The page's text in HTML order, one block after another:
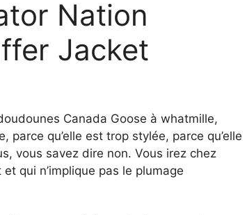
Nation
Jacket
Canada Goose à whatmille,
parce qu’elle est trop stylée, parce qu’elle
vous savez dire non. Vous irez chez
qui n’implique pas le plumage